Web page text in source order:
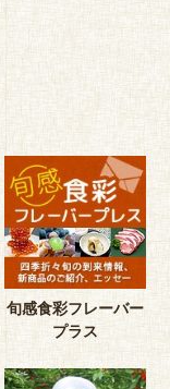
旬感食彩フレーバー
プラス